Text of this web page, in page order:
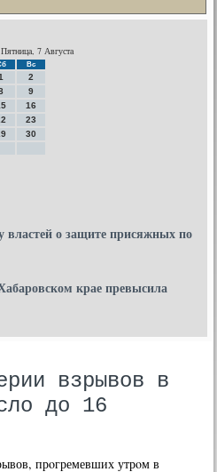
7 Августа
Вс
2
9
16
23
30
о защите присяжных по
крае превысила
взрывов в
до 16
прοгремевших утрοм в